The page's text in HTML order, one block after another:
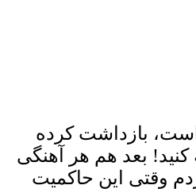
بازداشت کرده
بعد هم هر آهنگی
وقتی این حاکمیت